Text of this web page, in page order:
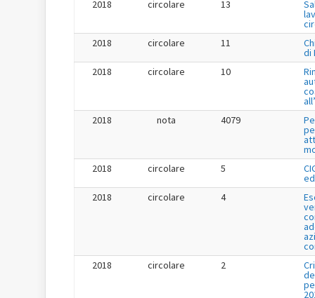
2018
circolare 13
2018
circolare 11
di
2018
circolare 10
2018
nota 4079
2018
circolare 5
2018
circolare 4
2018
circolare 2